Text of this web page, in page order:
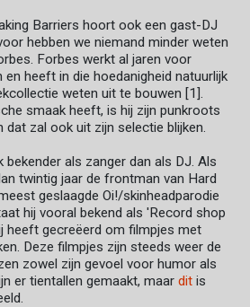
Barriers hoort ook een gast-DJ
hebben we niemand minder weten
Forbes werkt al jaren voor
en heeft in die hoedanigheid natuurlijk
weten uit te bouwen [1].
smaak heeft, is hij zijn punkroots
dat zal ook uit zijn selectie blijken.
bekender als zanger dan als DJ. Als
twintig jaar de frontman van Hard
geslaagde Oi!/skinheadparodie
hij vooral bekend als 'Record shop
heeft gecreëerd om filmpjes met
Deze filmpjes zijn steeds weer de
zowel zijn gevoel voor humor als
er tientallen gemaakt, maar dit is